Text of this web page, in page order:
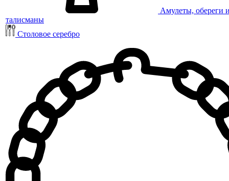
Амулеты, обереги
талисманы
Столовое серебро